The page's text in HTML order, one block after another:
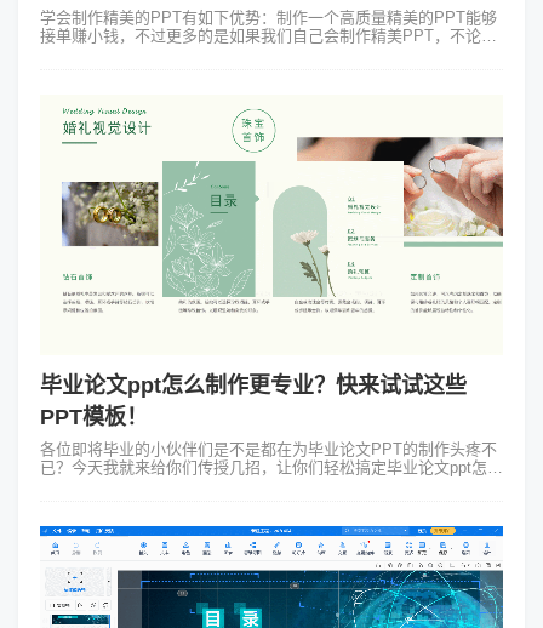
学会制作精美的PPT有如下优势：制作一个高质量精美的PPT能够
接单赚小钱，不过更多的是如果我们自己会制作精美PPT，不论是
毕业论文ppt怎么制作更专业？快来试试这些
PPT模板！
各位即将毕业的小伙伴们是不是都在为毕业论文PPT的制作头疼不
已？今天我就来给你们传授几招，让你们轻松搞定毕业论文ppt怎么